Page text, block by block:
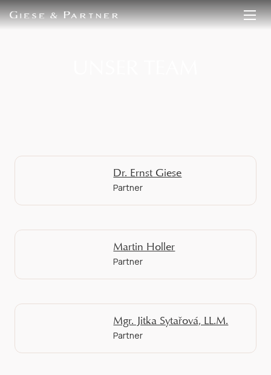
EN
DE
Dr. Ernst Giese
Partner
Martin Holler
Partner
Mgr. Jitka Sytařová, LL.M.
Partner